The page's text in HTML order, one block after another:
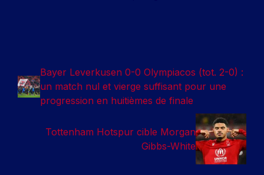
Bayer Leverkusen 0-0 Olympiacos (tot. 2-0) :
un match nul et vierge suffisant pour une
progression en huitièmes de finale
Tottenham Hotspur cible Morgan
Gibbs-White